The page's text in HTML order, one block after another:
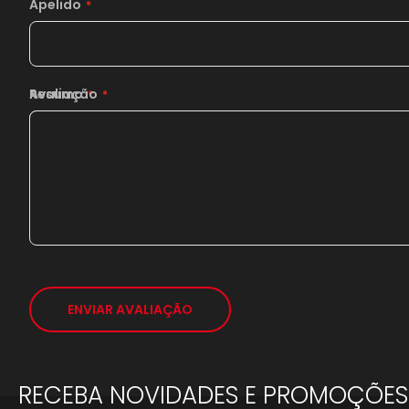
Apelido
Resumo
Avaliação
ENVIAR AVALIAÇÃO
RECEBA NOVIDADES E